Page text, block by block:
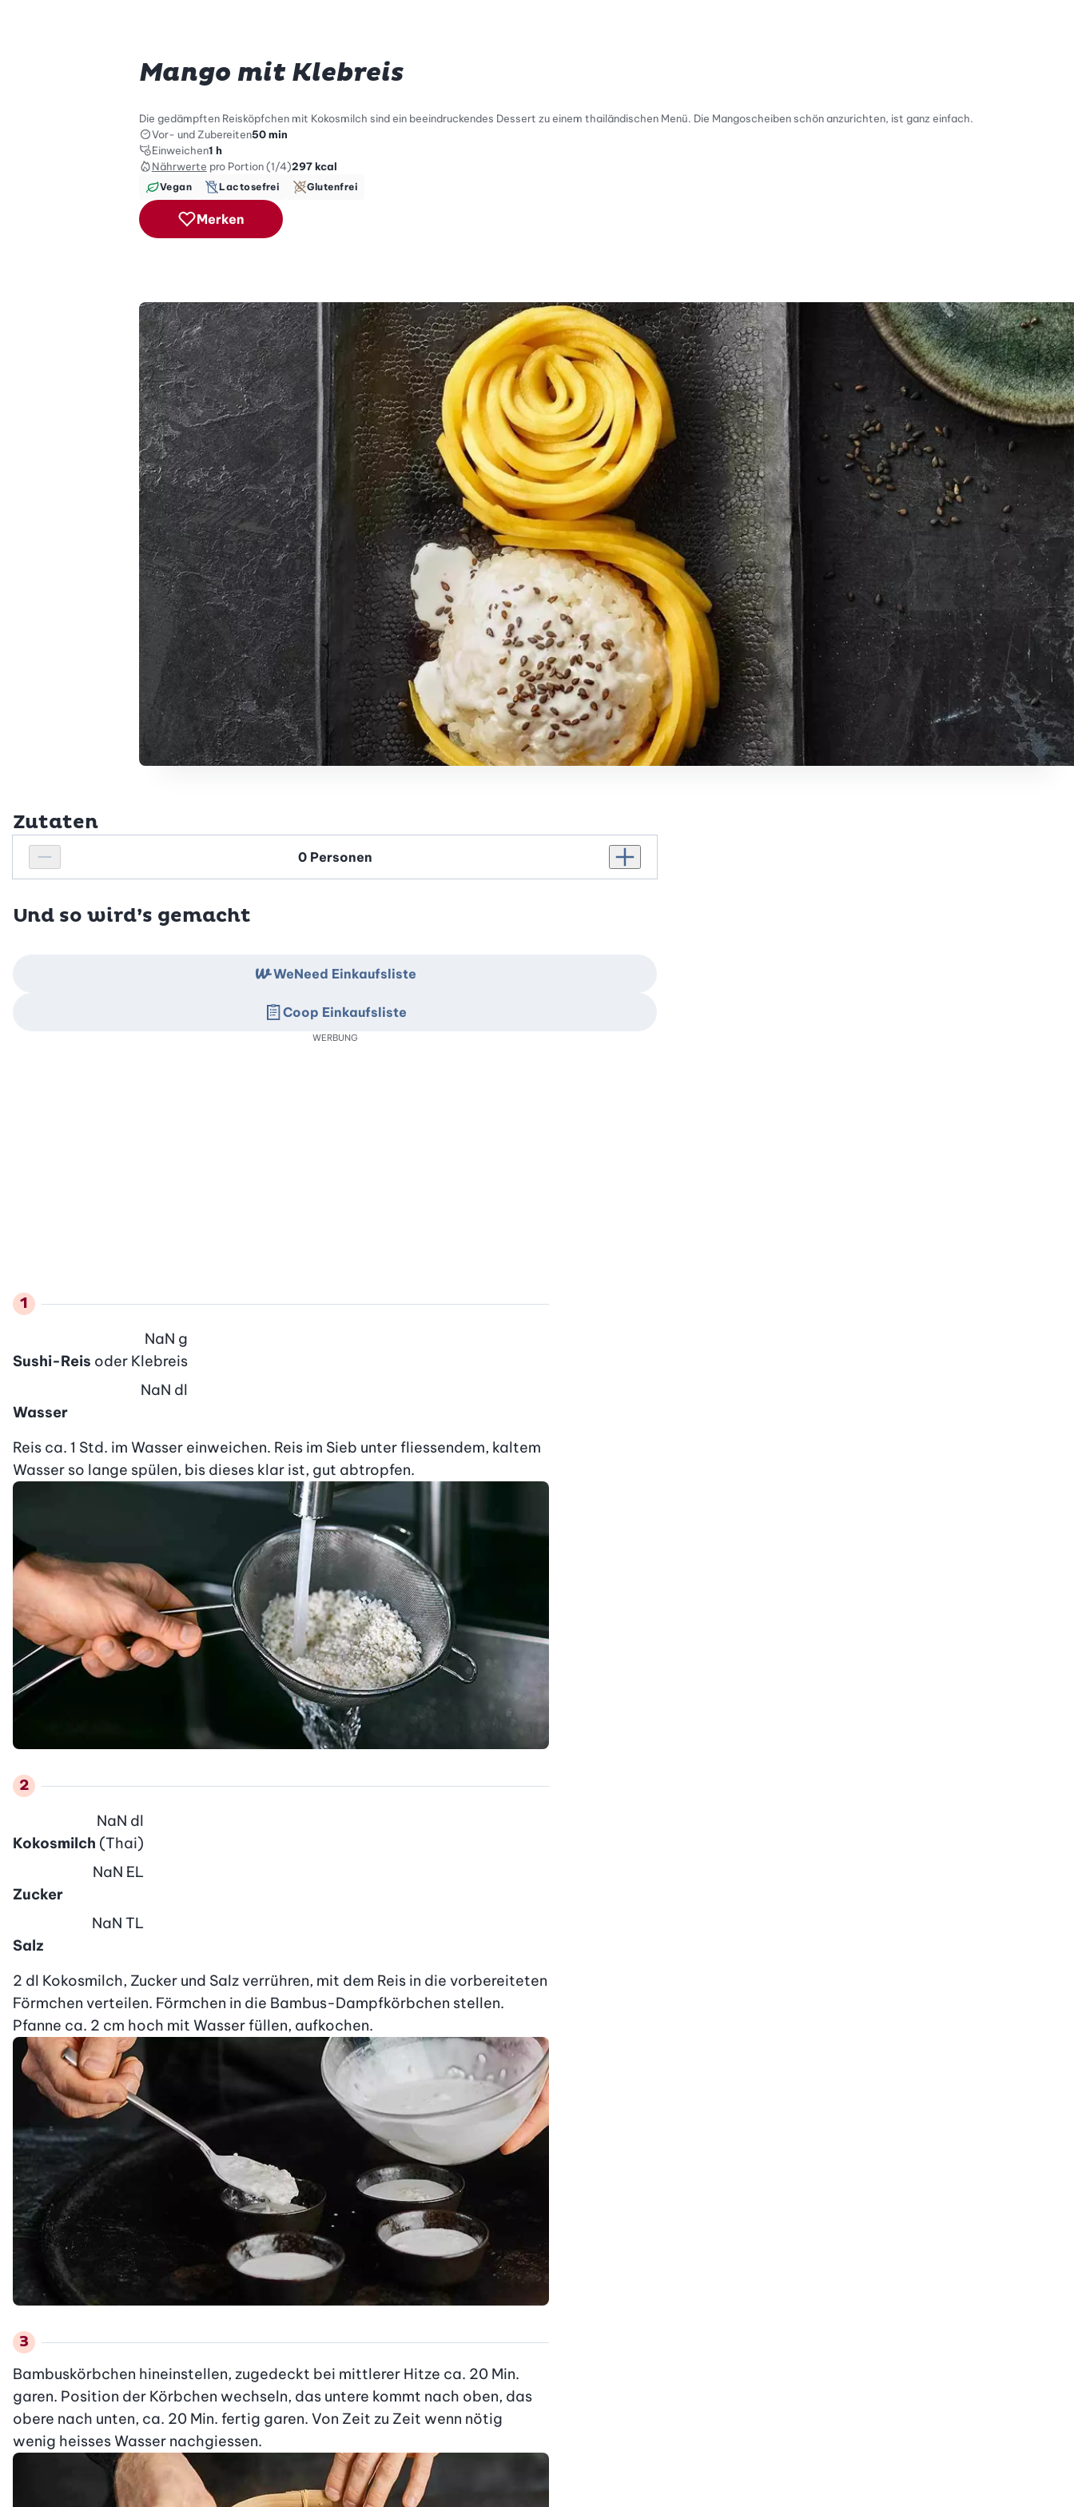
Mango mit Klebreis
Die gedämpften Reisköpfchen mit Kokosmilch sind ein beeindruckendes Dessert zu einem thailändischen Menü. Die Mangoscheiben schön anzurichten, ist ganz einfach.
Vor- und Zubereiten50 min
Einweichen1 h
Nährwerte pro Portion (1/4)297 kcal
Vegan Lactosefrei Glutenfrei
Merken
Zutaten
Personenanzahl verringern
Personenanzahl Personenanzahl erhöhen
Und so wird’s gemacht
Sushi-Reis oder Klebreis
NaN g
Wasser
NaN dl
Reis ca. 1 Std. im Wasser einweichen. Reis im Sieb unter fliessendem, kaltem
Wasser so lange spülen, bis dieses klar ist, gut abtropfen.
Kokosmilch (Thai)
NaN dl
Zucker
NaN EL
Salz
NaN TL
2 dl Kokosmilch, Zucker und Salz verrühren, mit dem Reis in die vorbereiteten
Förmchen verteilen. Förmchen in die Bambus-Dampfkörbchen stellen.
Pfanne ca. 2 cm hoch mit Wasser füllen, aufkochen.
Bambuskörbchen hineinstellen, zugedeckt bei mittlerer Hitze ca. 20 Min.
garen. Position der Körbchen wechseln, das untere kommt nach oben, das
obere nach unten, ca. 20 Min. fertig garen. Von Zeit zu Zeit wenn nötig
wenig heisses Wasser nachgiessen.
WeNeed Einkaufsliste
Coop Einkaufsliste
WERBUNG